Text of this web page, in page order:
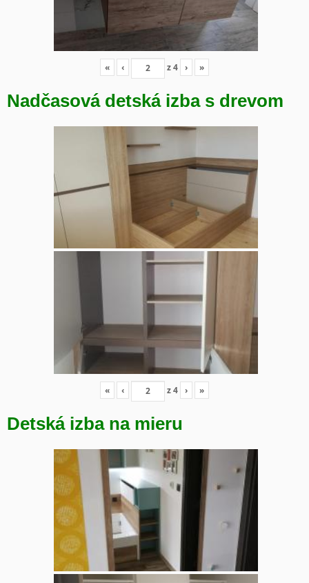
« ‹ z4 › »
Nadčasová detská izba s drevom
« ‹ z4 › »
Detská izba na mieru